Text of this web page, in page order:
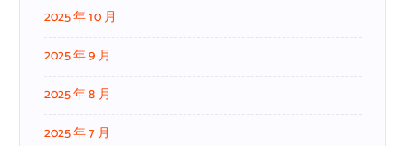
2025 年 10 月
2025 年 9 月
2025 年 8 月
2025 年 7 月